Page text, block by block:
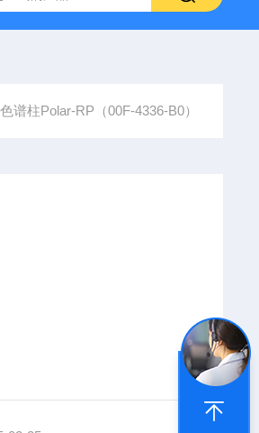
谱柱Polar-RP（00F-4336-B0）